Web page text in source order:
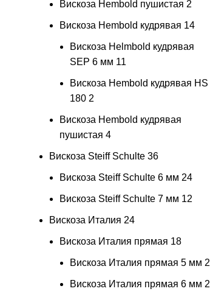
Вискоза Hembold пушистая 2
Вискоза Hembold кудрявая 14
Вискоза Helmbold кудрявая
SEP 6 мм 11
Вискоза Hembold кудрявая HS
180 2
Вискоза Hembold кудрявая
пушистая 4
Вискоза Steiff Schulte 36
Вискоза Steiff Schulte 6 мм 24
Вискоза Steiff Schulte 7 мм 12
Вискоза Италия 24
Вискоза Италия прямая 18
Вискоза Италия прямая 5 мм 2
Вискоза Италия прямая 6 мм 2